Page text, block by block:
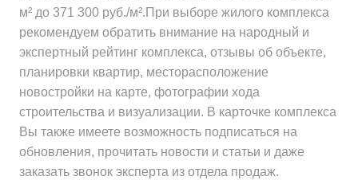
за 1 м²
Средняя цена
за 1 м²
от 410 100 ₽
Минимальная цена
за 1 м²
от 351 900 ₽
Средняя цена
за 1 м²
от 369 800 ₽
м² до 371 300 руб./м².При выборе жилого комплекса
рекомендуем обратить внимание на народный и
экспертный рейтинг комплекса, отзывы об объекте,
планировки квартир, месторасположение
новостройки на карте, фотографии хода
строительства и визуализации. В карточке комплекса
Вы также имеете возможность подписаться на
обновления, прочитать новости и статьи и даже
заказать звонок эксперта из отдела продаж.